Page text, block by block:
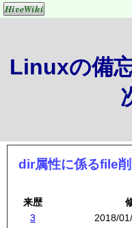
Linuxの備
dir属性に係るfile
来歴
3
2018/